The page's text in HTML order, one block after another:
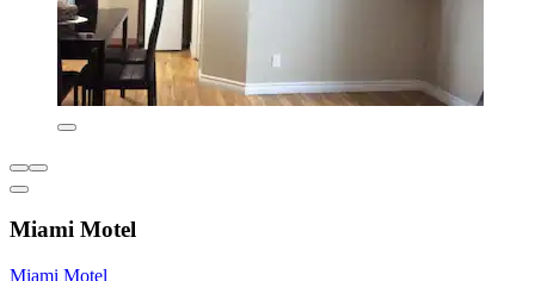
Miami Motel
Miami Motel